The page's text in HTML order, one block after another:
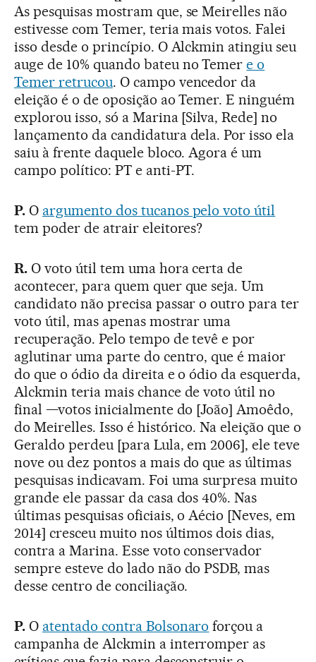
As pesquisas mostram que, se Meirelles não
estivesse com Temer, teria mais votos. Falei
isso desde o princípio. O Alckmin atingiu seu
auge de 10% quando bateu no Temere o
Temer retrucou. O campo vencedor da
eleição é o de oposição ao Temer. E ninguém
explorou isso, só a Marina [Silva, Rede] no
lançamento da candidatura dela. Por isso ela
saiu à frente daquele bloco. Agora é um
campo político: PT e anti-PT.
P.O argumento dos tucanos pelo voto útil
tem poder de atrair eleitores?
R.O voto útil tem uma hora certa de
acontecer, para quem quer que seja. Um
candidato não precisa passar o outro para ter
voto útil, mas apenas mostrar uma
recuperação. Pelo tempo de tevê e por
aglutinar uma parte do centro, que é maior
do que o ódio da direita e o ódio da esquerda,
Alckmin teria mais chance de voto útil no
final —votos inicialmente do [João] Amoêdo,
do Meirelles. Isso é histórico. Na eleição que o
Geraldo perdeu [para Lula, em 2006], ele teve
nove ou dez pontos a mais do que as últimas
pesquisas indicavam. Foi uma surpresa muito
grande ele passar da casa dos 40%. Nas
últimas pesquisas oficiais, o Aécio [Neves, em
2014] cresceu muito nos últimos dois dias,
contra a Marina. Esse voto conservador
sempre esteve do lado não do PSDB, mas
desse centro de conciliação.
P.O atentado contra Bolsonaro forçou a
campanha de Alckmin a interromper as